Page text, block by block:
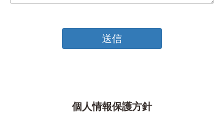
送信
個人情報保護方針